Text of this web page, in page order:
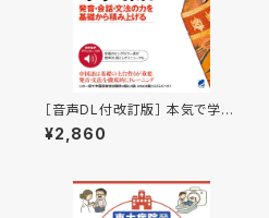
［音声DL付改訂版］ 本気で学ぶ
中国語
¥2,860